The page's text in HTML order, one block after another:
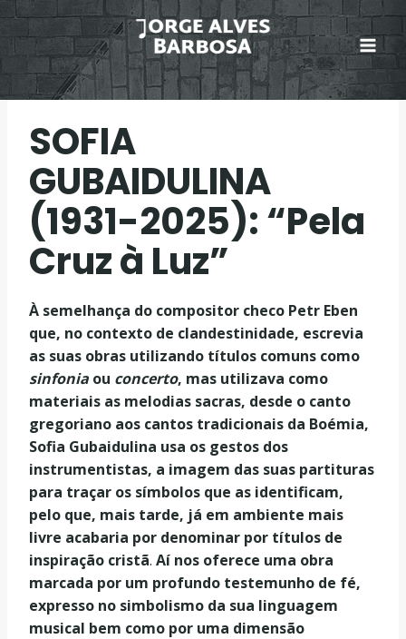
Skip
content
SOFIA
GUBAIDULINA
(1931-2025): “Pela
Cruz à Luz”
À semelhança do compositor checo Petr Eben
que, no contexto de clandestinidade, escrevia
as suas obras utilizando títulos comuns como
sinfonia ou concerto, mas utilizava como
materiais as melodias sacras, desde o canto
gregoriano aos cantos tradicionais da Boémia,
Sofia Gubaidulina usa os gestos dos
instrumentistas, a imagem das suas partituras
para traçar os símbolos que as identificam,
pelo que, mais tarde, já em ambiente mais
livre acabaria por denominar por títulos de
inspiração cristã. Aí nos oferece uma obra
marcada por um profundo testemunho de fé,
expresso no simbolismo da sua linguagem
musical bem como por uma dimensão